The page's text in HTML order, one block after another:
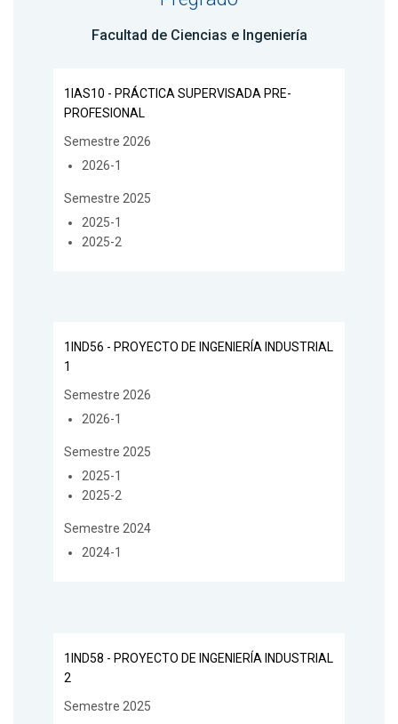
Facultad de Ciencias e Ingeniería
1IAS10 - PRÁCTICA SUPERVISADA PRE-
PROFESIONAL
Semestre 2026
2026-1
Semestre 2025
2025-1
2025-2
1IND56 - PROYECTO DE INGENIERÍA INDUSTRIAL
1
Semestre 2026
2026-1
Semestre 2025
2025-1
2025-2
Semestre 2024
2024-1
1IND58 - PROYECTO DE INGENIERÍA INDUSTRIAL
2
Semestre 2025